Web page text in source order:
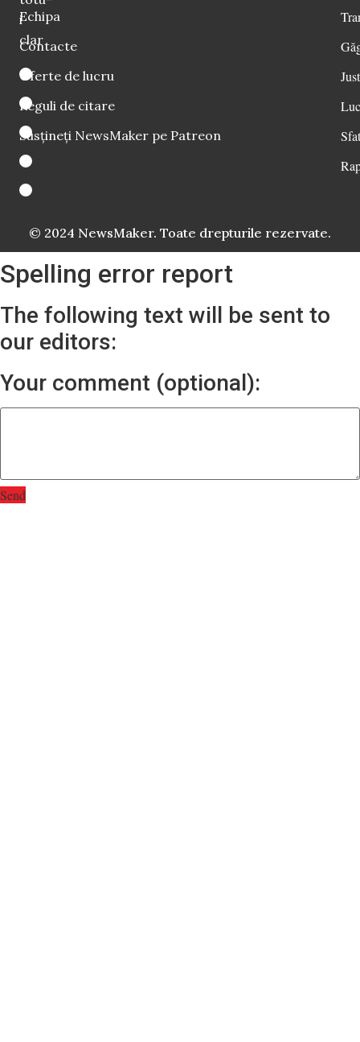
i
clar
Echipa
Contacte
Oferte de lucru
Reguli de citare
Susțineți NewsMaker pe Patreon
© 2024 NewsMaker. Toate drepturile rezervate.
Spelling error report
The following text will be sent to
our editors:
Your comment (optional):
Send